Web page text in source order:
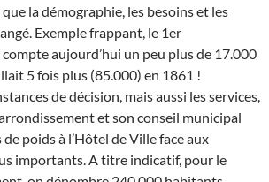
la démographie, les besoins et les
Exemple frappant, le 1er
aujourd’hui un peu plus de 17.000
5 fois plus (85.000) en 1861 !
de décision, mais aussi les services,
et son conseil municipal
poids à l’Hôtel de Ville face aux
importants. A titre indicatif, pour le